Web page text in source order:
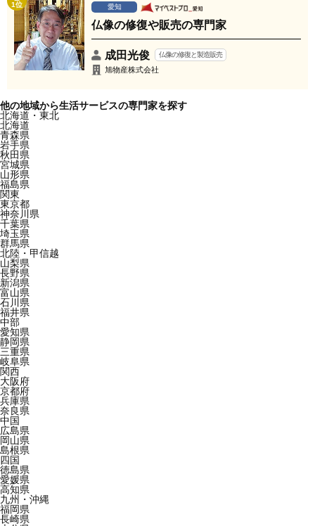
1位 愛知
仏像の修復や販売の専門家
成田光俊 仏像の修復と製造販売
旭物産株式会社
他の地域から生活サービスの専門家を探す
北海道・東北
北海道
青森県
岩手県
秋田県
宮城県
山形県
福島県
関東
東京都
神奈川県
千葉県
埼玉県
群馬県
北陸・甲信越
山梨県
長野県
新潟県
富山県
石川県
福井県
中部
愛知県
静岡県
三重県
岐阜県
関西
大阪府
京都府
兵庫県
奈良県
中国
広島県
岡山県
島根県
四国
徳島県
愛媛県
高知県
九州・沖縄
福岡県
長崎県